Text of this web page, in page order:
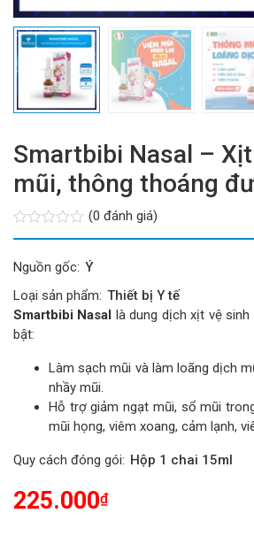
Smartbibi Nasal –
mũi, thông thoáng
(0 đánh giá)
Nguồn gốc: Ý
Loại sản phẩm: Thiết bị Y tế
Smartbibi Nasal là dung dịch xịt vệ
bật:
Làm sạch mũi và làm loãng dịch
nhầy mũi.
Hỗ trợ giảm ngạt mũi, sổ mũi
mũi họng, viêm xoang, cảm lạnh,
Quy cách đóng gói: Hộp 1 chai 15ml
225.000₫